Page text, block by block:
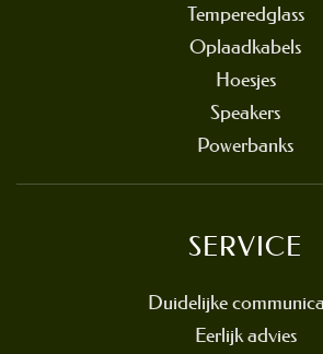
Temperedglass
Oplaadkabels
Hoesjes
Speakers
Powerbanks
SERVICE
Duidelijke
Eerlijk advies